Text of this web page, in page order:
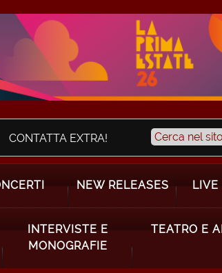
CONTATTA EXTRA!
NEW RELEASES LIVE
INTERVISTE E
MONOGRAFIE
TEATRO E